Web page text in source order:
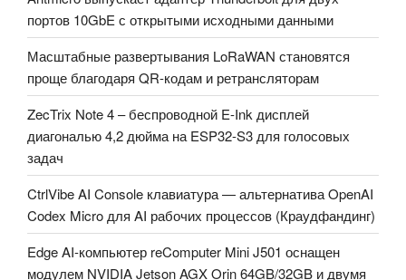
портов 10GbE с открытыми исходными данными
Масштабные развертывания LoRaWAN становятся
проще благодаря QR-кодам и ретрансляторам
ZecTrix Note 4 – беспроводной E-Ink дисплей
диагональю 4,2 дюйма на ESP32-S3 для голосовых
задач
CtrlVibe AI Console клавиатура — альтернатива OpenAI
Codex Micro для AI рабочих процессов (Краудфандинг)
Edge AI-компьютер reComputer Mini J501 оснащен
модулем NVIDIA Jetson AGX Orin 64GB/32GB и двумя